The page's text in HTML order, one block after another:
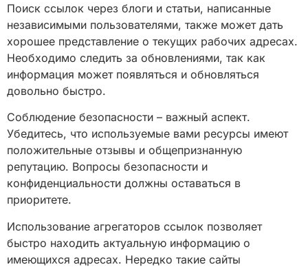
Поиск ссылок через блоги и статьи, написанные
независимыми пользователями, также может дать
хорошее представление о текущих рабочих адресах.
Необходимо следить за обновлениями, так как
информация может появляться и обновляться
довольно быстро.
Соблюдение безопасности – важный аспект.
Убедитесь, что используемые вами ресурсы имеют
положительные отзывы и общепризнанную
репутацию. Вопросы безопасности и
конфиденциальности должны оставаться в
приоритете.
Использование агрегаторов ссылок позволяет
быстро находить актуальную информацию о
имеющихся адресах. Нередко такие сайты